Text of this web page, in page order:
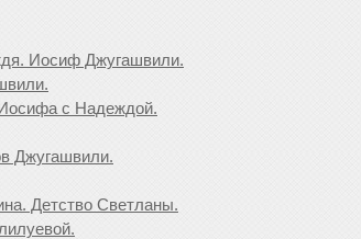
Иосиф Джугашвили.
с Надеждой.
Джугашвили.
Детство Светланы.